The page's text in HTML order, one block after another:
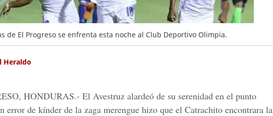
de El Progreso se enfrenta esta noche al Club Deportivo Olimpia.
Heraldo
HONDURAS.- El Avestruz alardeó de su serenidad en el punto
error de kínder de la zaga merengue hizo que el Catrachito encontrara la